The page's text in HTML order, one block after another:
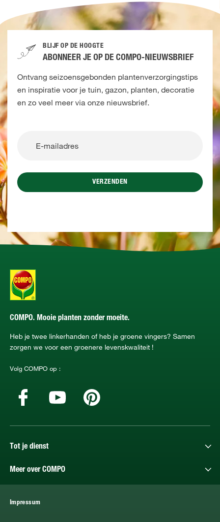
BLIJF OP DE HOOGTE
ABONNEER JE OP DE COMPO-NIEUWSBRIEF
Ontvang seizoensgebonden plantenverzorgingstips
en inspiratie voor je tuin, gazon, planten, decoratie
en zo veel meer via onze nieuwsbrief.
VERZENDEN
COMPO. Mooie planten zonder moeite.
Heb je twee linkerhanden of heb je groene vingers? Samen
zorgen we voor een groenere levenskwaliteit !
Volg COMPO op :
Tot je dienst
Meer over COMPO
Impressum